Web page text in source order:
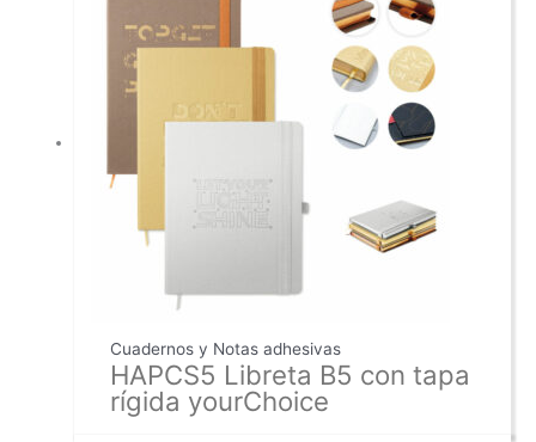
Cuadernos y Notas adhesivas
HAPCS5 Libreta B5 con tapa
rígida yourChoice